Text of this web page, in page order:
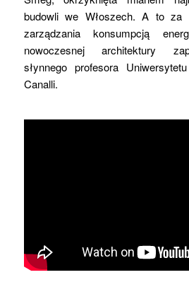
budowli we Włoszech. A to za
zarządzania konsumpcją
nowoczesnej architektury
słynnego profesora
Canalli.